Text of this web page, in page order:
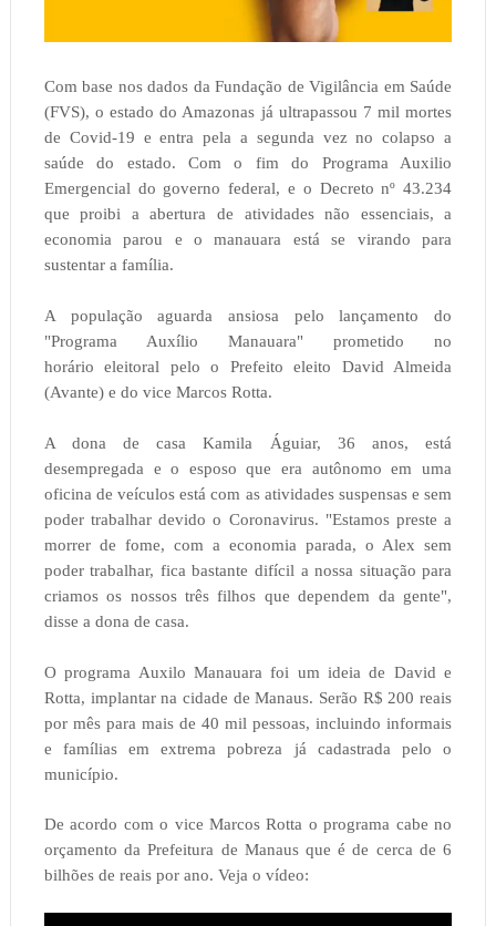
Com base nos dados da Fundação de Vigilância em Saúde
(FVS), o estado do Amazonas já ultrapassou 7 mil mortes
de Covid-19 e entra pela a segunda vez no colapso a
saúde do estado. Com o fim do Programa Auxilio
Emergencial do governo federal, e o Decreto nº 43.234
que proibi a abertura de atividades não essenciais, a
economia parou e o manauara está se virando para
sustentar a família.
A população aguarda ansiosa pelo lançamento do
"Programa Auxílio Manauara" prometido no
horário eleitoral pelo o Prefeito eleito David Almeida
(Avante) e do vice Marcos Rotta.
A dona de casa Kamila Águiar, 36 anos, está
desempregada e o esposo que era autônomo em uma
oficina de veículos está com as atividades suspensas e sem
poder trabalhar devido o Coronavirus. "Estamos preste a
morrer de fome, com a economia parada, o Alex sem
poder trabalhar, fica bastante difícil a nossa situação para
criamos os nossos três filhos que dependem da gente",
disse a dona de casa.
O programa Auxilo Manauara foi um ideia de David e
Rotta, implantar na cidade de Manaus. Serão R$ 200 reais
por mês para mais de 40 mil pessoas, incluindo informais
e famílias em extrema pobreza já cadastrada pelo o
município.
De acordo com o vice Marcos Rotta o programa cabe no
orçamento da Prefeitura de Manaus que é de cerca de 6
bilhões de reais por ano. Veja o vídeo: